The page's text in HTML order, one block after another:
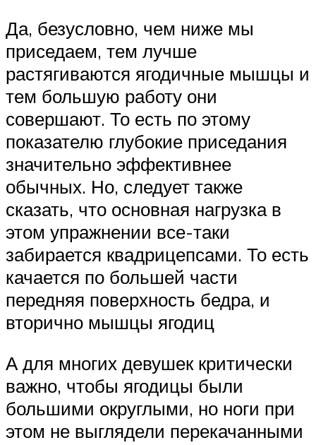
Да, безусловно, чем ниже мы
приседаем, тем лучше
растягиваются ягодичные мышцы и
тем большую работу они
совершают. То есть по этому
показателю глубокие приседания
значительно эффективнее
обычных. Но, следует также
сказать, что основная нагрузка в
этом упражнении все-таки
забирается квадрицепсами. То есть
качается по большей части
передняя поверхность бедра, и
вторично мышцы ягодиц
А для многих девушек критически
важно, чтобы ягодицы были
большими округлыми, но ноги при
этом не выглядели перекачанными